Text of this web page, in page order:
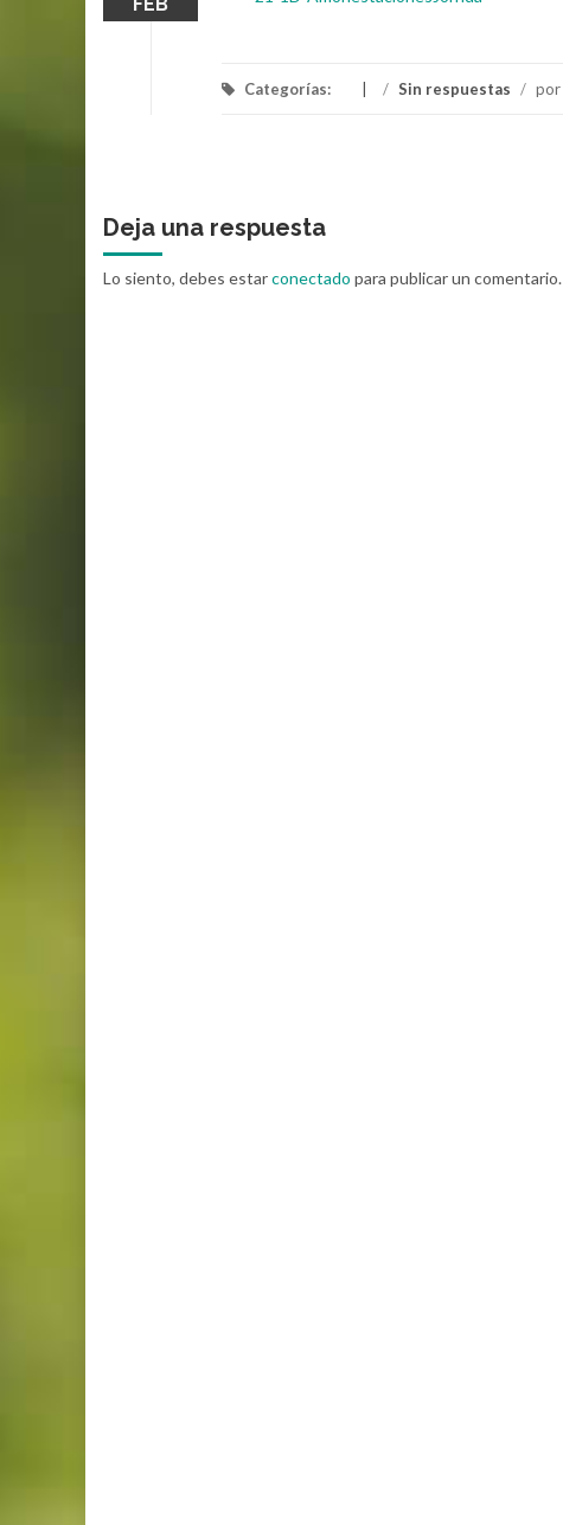
Categorías: / Sin respuestas / por
Deja una respuesta
Lo siento, debes estarconectado para publicar un comentario.